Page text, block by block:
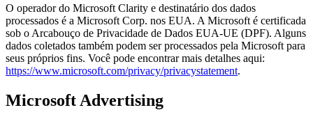
O operador do Microsoft Clarity e destinatário dos dados
processados é a Microsoft Corp. nos EUA. A Microsoft é certificada
sob o Arcabouço de Privacidade de Dados EUA-UE (DPF). Alguns
dados coletados também podem ser processados pela Microsoft para
seus próprios fins. Você pode encontrar mais detalhes aqui:
https://www.microsoft.com/privacy/privacystatement.
Microsoft Advertising